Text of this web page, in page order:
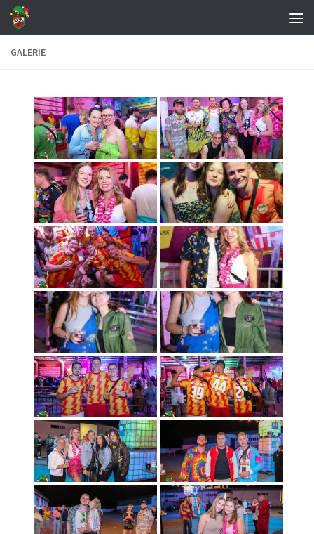
Zum Inhalt springen
GALERIE